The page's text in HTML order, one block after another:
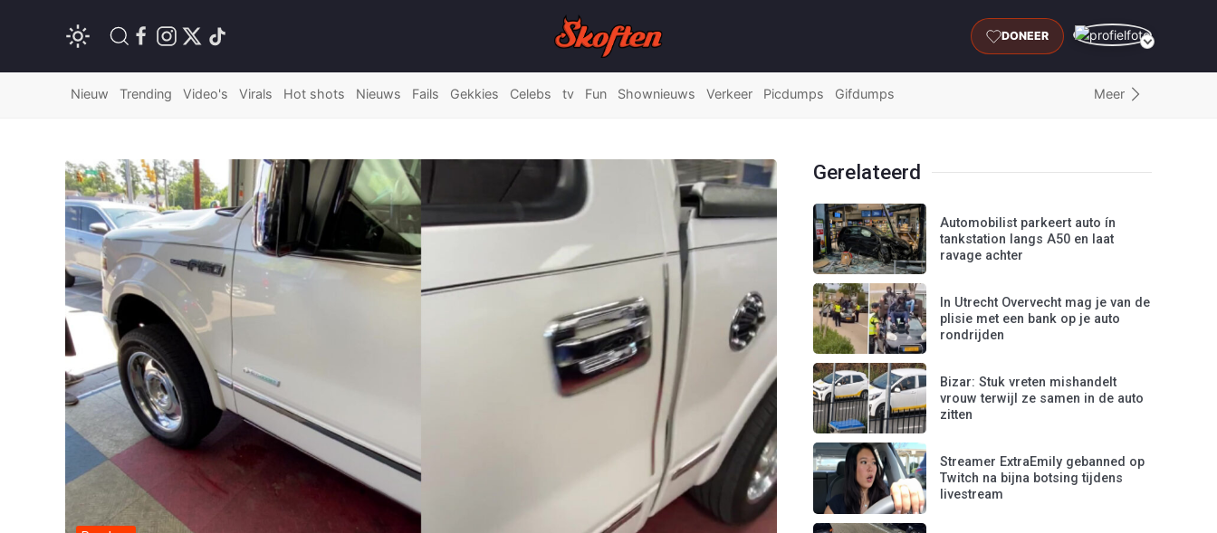
DONEER
Nieuw Trending Video's Virals Hot shots Nieuws Fails Gekkies Celebs tv Fun Shownieuws Verkeer Picdumps Gifdumps Meer
Gerelateerd
Automobilist parkeert auto ín
tankstation langs A50 en laat
ravage achter
In Utrecht Overvecht mag je van de
plisie met een bank op je auto
rondrijden
Bizar: Stuk vreten mishandelt
vrouw terwijl ze samen in de auto
zitten
Streamer ExtraEmily gebanned op
Twitch na bijna botsing tijdens
livestream